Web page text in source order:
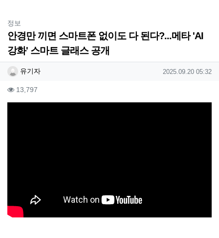
정보
안경만 끼면 스마트폰 없이도 다 된다?...메타 'AI
강화' 스마트 글래스 공개
작성자 정보
유기자작성 작성일
2025.09.20 05:32
컨텐츠 정보
13,797